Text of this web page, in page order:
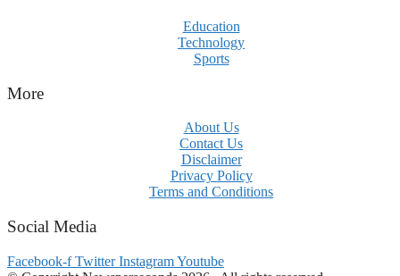
Education
Technology
Sports
More
About Us
Contact Us
Disclaimer
Privacy Policy
Terms and Conditions
Social Media
Facebook-f Twitter InstagramYoutube